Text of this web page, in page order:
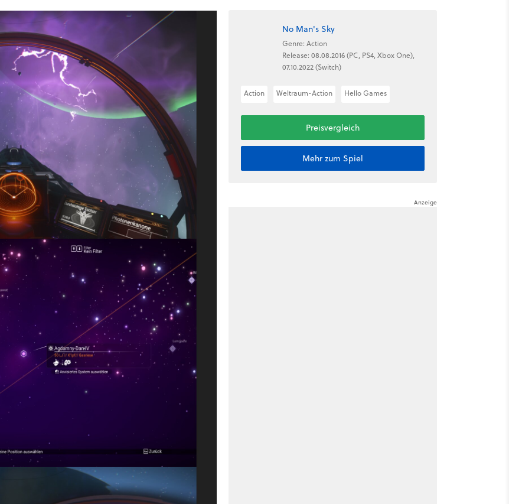
No Man's Sky
Genre: Action
Release: 08.08.2016 (PC, PS4, Xbox One),
07.10.2022 (Switch)
Action Weltraum-Action Hello Games
Preisvergleich
Mehr zum Spiel